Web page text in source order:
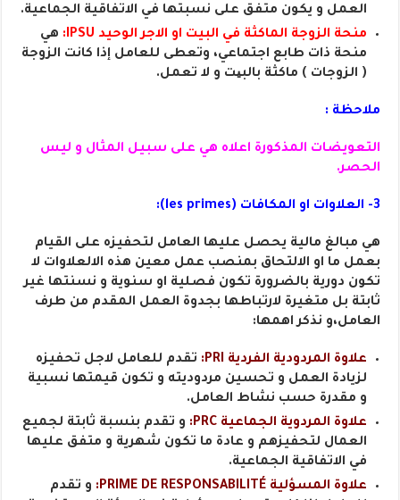
العمل و يكون متفق على نسبتها في الاتفاقية الجماعية.
منحة الزوجة الماكثة في البيت او الاجر الوحيد IPSU:
هي
منحة ذات طابع اجتماعي، وتعطى للعامل إذا كانت الزوجة
( الزوجات ) ماكثة بالبیت و لا تعمل.
ملاحظة :
التعويضات المذكورة اعلاه هي على سبيل المثال و ليس
الحصر.
3- العلاوات او المكافات (les primes):
هي مبالغ مالية يحصل عليها العامل لتحفيزه على القيام
بعمل ما او الالتحاق بمنصب عمل معين هذه الالعلاوات لا
تكون دورية بالضرورة تكون فصلية او سنوية و نسنتها غير
ثابتة بل متغيرة لارتباطها بجدوة العمل المقدم من طرف
العامل،و نذكر اهمها:
علاوة المردودية الفردية PRI:
تقدم للعامل لاجل تحفيزه
لزيادة العمل و تحسين مردوديته و تكون قيمتها نسبية
و مقدرة حسب نشاط العامل.
علاوة المردوية الجماعية PRC:
و تقدم بنسبة ثابتة لجميع
العمال لتحفيزهم و عادة ما تكون شهرية و متفق عليها
في الاتفاقية الجماعية.
علاوة المسؤلية PRIME DE RESPONSABILITÉ:
و تقدم